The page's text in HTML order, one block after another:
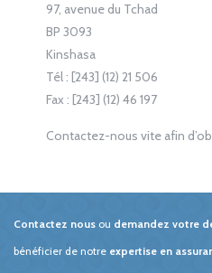
97, avenue du Tchad
BP 3093
Kinshasa
Tél : [243] (12) 21 506
Fax : [243] (12) 46 197
Contactez-nous vite afin
Contactez nous ou demandez votre
bénéficier de notre expertise en